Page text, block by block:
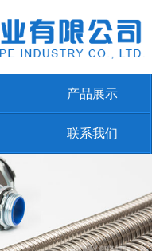
产品展示
联系我们